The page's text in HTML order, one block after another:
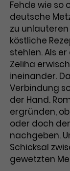
Name
Anbieter
Laufzeit
Name
Anbieter
Laufzeit
Zweck
Fehde wie so
deutsche
zu unlauteren
köstliche
stehlen. Als
Zeliha
ineinander.
Verbindung
der Hand.
ergründen,
oder doch
nachgeben.
Schicksal
gewetzten